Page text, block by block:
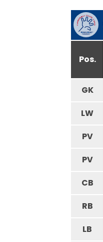
Pos.
GK
LW
PV
PV
CB
RB
LB